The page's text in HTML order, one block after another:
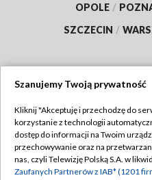
OPOLE /
SZCZECIN /
Abonament TVP
Emisja w TVP
Polityka
Szanujemy Twoją prywatność
Kliknij "Akceptuję i przechodzę do
korzystanie z technologii
dostęp do informacji na Twoim
przechowywanie oraz na
nas, czyli Telewizję Polską S.A. w
Zaufanych Partnerów z IAB* (1201